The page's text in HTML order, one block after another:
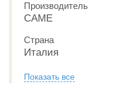
Производитель
CAME
Страна
Италия
Показать все